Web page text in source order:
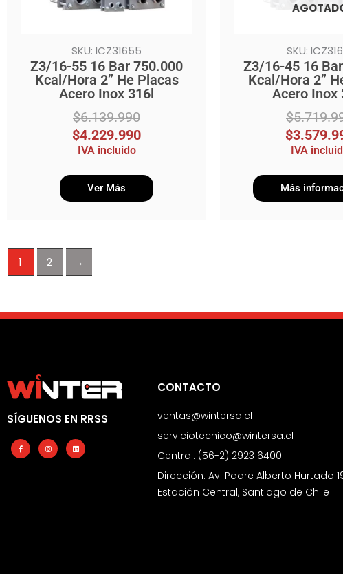
SKU: ICZ31655
Z3/16-55 16 Bar 750.000
Kcal/Hora 2” He Placas
Acero Inox 316l
$6.139.990
$4.229.990
IVA incluido
Ver Más
SKU:
Z3/16-45 16
Kcal/Hora 2”
Acero Inox
$
$
IVA
Más
1 2 →
SÍGUENOS EN RRSS
Facebook-
f
InstagramLinkedin
CONTACTO
ventas@wintersa.cl
serviciotecnico@wintersa.cl
Central: (56-2) 2923 6400
Dirección: Av. Padre Alberto Hurtado
Estación Central, Santiago de Chile